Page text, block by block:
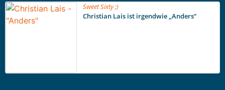
Sweet Sixty ;)
Christian Lais ist irgendwie „Anders“